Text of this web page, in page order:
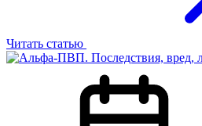
Читать статью